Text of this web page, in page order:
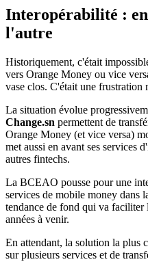
Interopérabilité :
l'autre
Historiquement, c'était
vers Orange Money ou vice
vase clos. C'était une frustration
La situation évolue
Change.sn permettent de
Orange Money (et vice versa)
met aussi en avant ses services
autres fintechs.
La BCEAO pousse pour une
services de mobile money dans
tendance de fond qui va faciliter
années à venir.
En attendant, la solution la plus
sur plusieurs services et de